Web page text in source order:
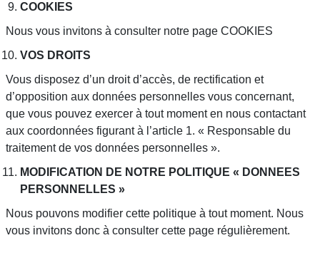
COOKIES
Nous vous invitons à consulter notre page COOKIES
VOS DROITS
Vous disposez d’un droit d’accès, de rectification et
d’opposition aux données personnelles vous concernant,
que vous pouvez exercer à tout moment en nous contactant
aux coordonnées figurant à l’article 1. « Responsable du
traitement de vos données personnelles ».
MODIFICATION DE NOTRE POLITIQUE « DONNEES
PERSONNELLES »
Nous pouvons modifier cette politique à tout moment. Nous
vous invitons donc à consulter cette page régulièrement.